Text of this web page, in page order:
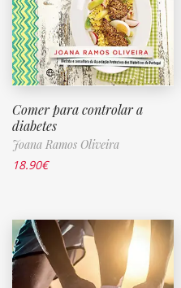
Comer para controlar a
diabetes
Joana Ramos Oliveira
18.90€